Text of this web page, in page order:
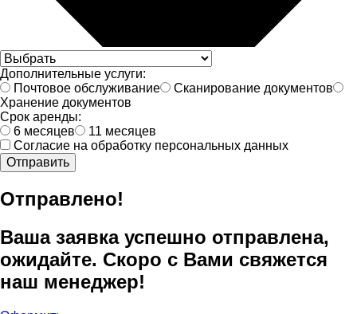
Дополнительные услуги:
Почтовое обслуживание
Сканирование документов
Хранение документов
Срок аренды:
6 месяцев
11 месяцев
Согласие на обработку персональных данных
Отправить
Отправлено!
Ваша заявка успешно отправлена,
ожидайте. Скоро с Вами свяжется
наш менеджер!